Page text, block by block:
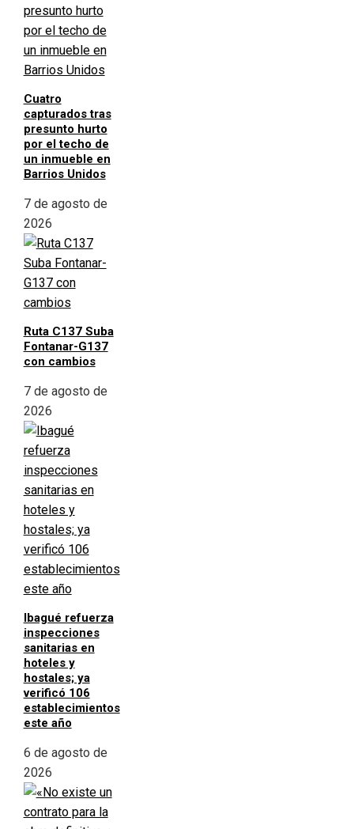
Cuatro
capturados tras
presunto hurto
por el techo de
un inmueble en
Barrios Unidos
7 de agosto de
2026
Ruta C137 Suba
Fontanar-G137
con cambios
7 de agosto de
2026
Ibagué refuerza
inspecciones
sanitarias en
hoteles y
hostales; ya
verificó 106
establecimientos
este año
6 de agosto de
2026